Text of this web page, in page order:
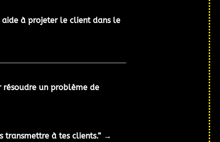
aide à projeter le client dans le
résoudre un problème de
transmettre à tes clients.” →